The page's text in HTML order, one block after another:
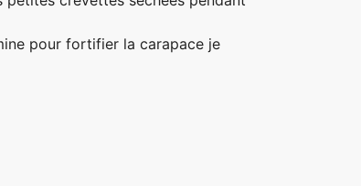
pour fortifier la carapace je